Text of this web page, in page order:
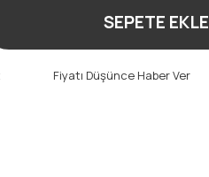
SEPETE EKLE
Fiyatı Düşünce Haber Ver